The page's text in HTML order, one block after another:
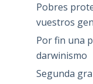
Pobres
vuestros
Por fin una
darwinismo
Segunda